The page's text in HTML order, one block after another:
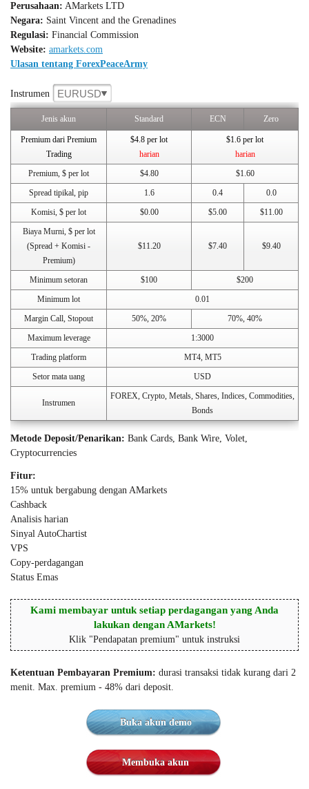
Perusahaan: AMarkets LTD
Negara: Saint Vincent and the Grenadines
Regulasi: Financial Commission
Website: amarkets.com
Ulasan tentang ForexPeaceArmy
Instrumen EURUSD
Jenis akun Standard ECN Zero
Premium dari Premium
Trading
$4.8 per lot
harian
$1.6 per lot
harian
Premium, $ per lot
$4.80
$1.60
Spread tipikal, pip
1.6 0.4
0.0
Komisi, $ per lot
$0.00 $5.00
$11.00
Biaya Murni, $ per lot
(Spread + Komisi -
Premium)
$11.20 $7.40 $9.40
Minimum setoran $100
$200
Minimum lot
0.01
Margin Call, Stopout
50%, 20%
70%, 40%
Maximum leverage
1:3000
Trading platform
MT4, MT5
Setor mata uang
USD
Instrumen
FOREX, Crypto, Metals, Shares, Indices, Commodities,
Bonds
Metode Deposit/Penarikan: Bank Cards, Bank Wire, Volet,
Cryptocurrencies
Fitur:
15% untuk bergabung dengan AMarkets
Cashback
Analisis harian
Sinyal AutoChartist
VPS
Copy-perdagangan
Status Emas
Kami membayar untuk setiap perdagangan yang Anda
lakukan dengan AMarkets!
Klik "Pendapatan premium" untuk instruksi
Ketentuan Pembayaran Premium: durasi transaksi tidak kurang dari 2
menit. Max. premium - 48% dari deposit.
Buka akun demo
Membuka akun